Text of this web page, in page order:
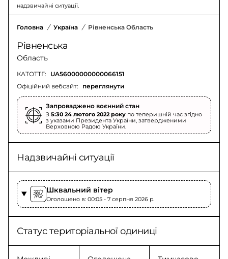
надзвичайні ситуації.
Головна / Україна / Рівненська Область
Рівненська
Область
КАТОТТГ:
UA56000000000066151
Офіційний вебсайт:
переглянути
Запроваджено воєнний стан
З 5:30 24 лютого 2022 року по теперишній час згідно
з указами Президента України, затвердженими
Верховною Радою України.
Надзвичайні ситуації
Шквальний вітер
Оголошено в: 00:05 - 7 серпня 2026 p.
Статус територіальної одиниці